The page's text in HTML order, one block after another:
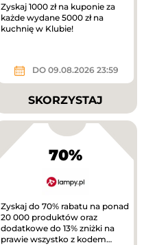
Zyskaj 1000 zł na kuponie za
każde wydane 5000 zł na
kuchnię w Klubie!
DO 09.08.2026 23:59
SKORZYSTAJ
70%
Zyskaj do 70% rabatu na ponad
20 000 produktów oraz
dodatkowe do 13% zniżki na
prawie wszystko z kodem